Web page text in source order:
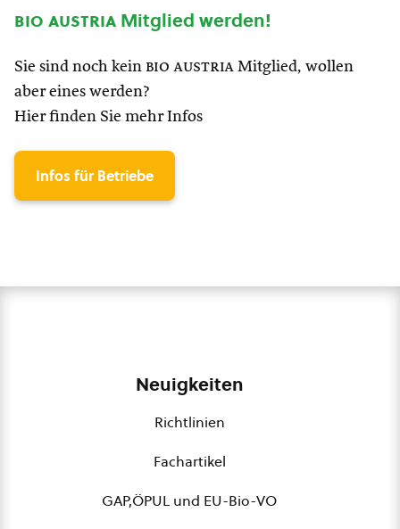
bio austria Mitglied werden!
Sie sind noch kein bio austria Mitglied, wollen
aber eines werden?
Hier finden Sie mehr Infos
Infos für Betriebe
Neuigkeiten
Richtlinien
Fachartikel
GAP,ÖPUL und EU-Bio-VO